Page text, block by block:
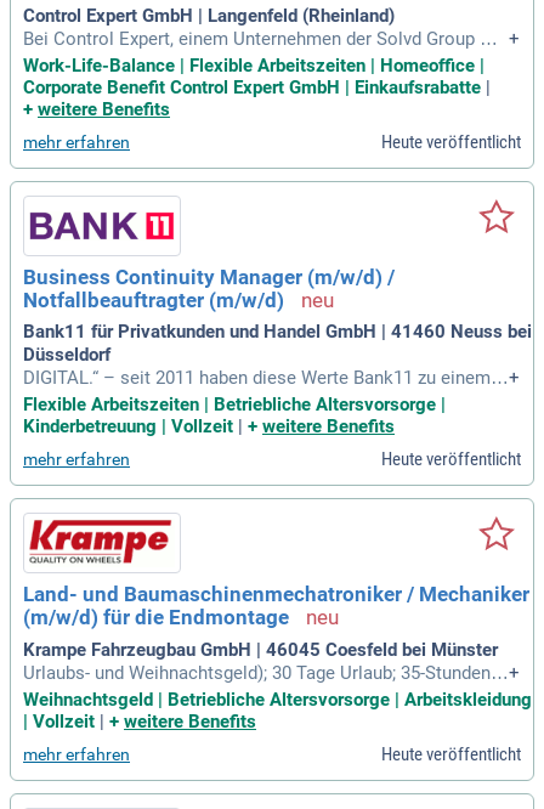
Control Expert GmbH | Langenfeld (Rheinland)
Bei Control Expert, einem Unternehmen der Solvd Group mit
Sitz in München, bist du ganz vorne mit dabei, wenn es um I
nnovation im Kfz-Schadensmanagement geht.
+
Work-Life-Balance | Flexible Arbeitszeiten | Homeoffice |
Corporate Benefit Control Expert GmbH | Einkaufsrabatte |
+ weitere Benefits
mehr erfahren Heute veröffentlicht
Business Continuity Manager (m/w/d) /
Notfallbeauftragter (m/w/d)
Bank11 für Privatkunden und Handel GmbH | 41460 Neuss bei
Düsseldorf
DIGITAL.“ – seit 2011 haben diese Werte Bank11 zu einem s
tarken und anhaltenden Wachstum verholfen; insbesondere
als Finanzpartner des mittelständischen Kfz-Handels.
+
Flexible Arbeitszeiten | Betriebliche Altersvorsorge |
Kinderbetreuung | Vollzeit
+ weitere Benefits
mehr erfahren Heute veröffentlicht
Land- und Baumaschinenmechatroniker / Mechaniker
(m/w/d) für die Endmontage
Krampe Fahrzeugbau GmbH | 46045 Coesfeld bei Münster
Urlaubs- und Weihnachtsgeld); 30 Tage Urlaub; 35-Stunden-
Woche; Früh- und Spätschicht im Wochenwechsel (in der Sp
ätschichtwoche ist der Freitag frei); Zuschuss zur betrieblic
enevents; kostenlose
+
Weihnachtsgeld | Betriebliche Altersvorsorge | Arbeitskleidung
| Vollzeit | + weitere Benefits
mehr erfahren Heute veröffentlicht